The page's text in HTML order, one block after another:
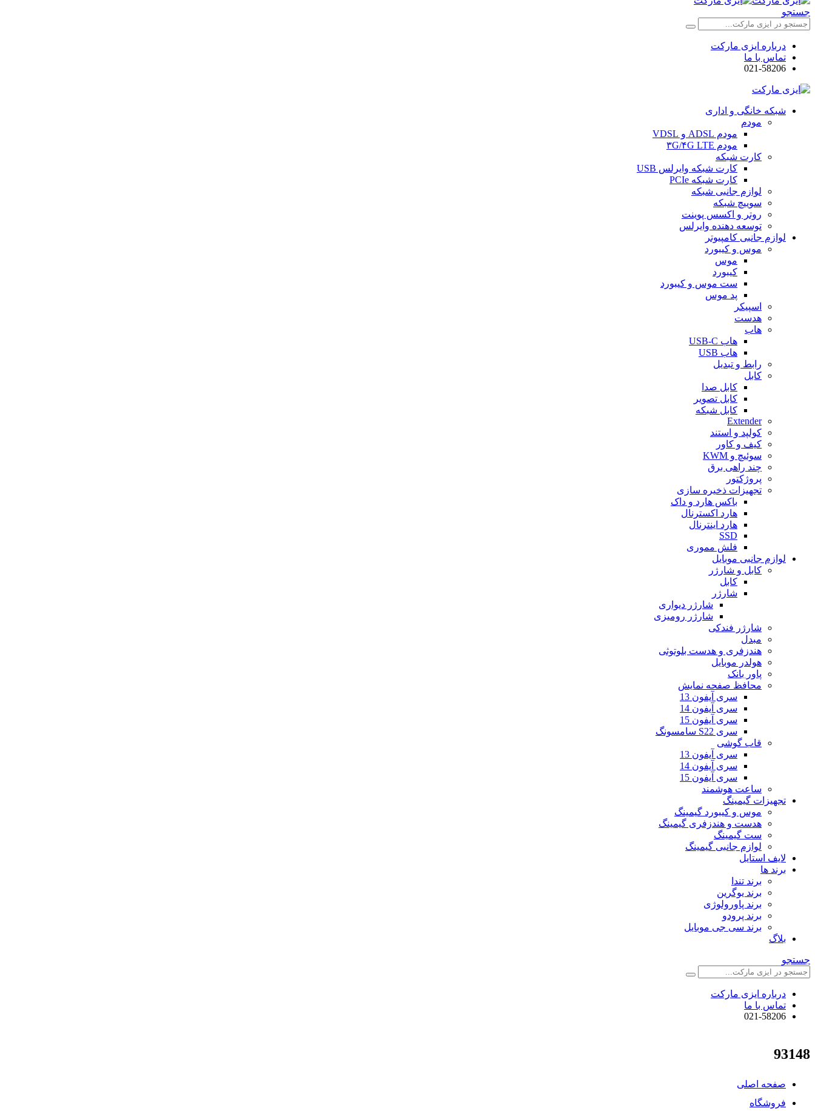
جستجو
درباره ایزی مارکت
تماس با ما
021-58206
شبکه خانگی و اداری
مودم
مودم ADSL و VDSL
مودم ۳G/۴G LTE
کارت شبکه
کارت شبکه وایرلس USB
کارت شبکه PCIe
لوازم جانبی شبکه
سوییچ شبکه
روتر و اکسس پوینت
توسعه دهنده وایرلس
لوازم جانبی کامپیوتر
موس و کیبورد
موس
کیبورد
ست موس و کیبورد
پد موس
اسپیکر
هدست
هاب
هاب USB-C
هاب USB
رابط و تبدیل
کابل
کابل صدا
کابل تصویر
کابل شبکه
Extender
کولپد و استند
کیف و کاور
سوئیچ و KWM
چند راهی برق
پروژکتور
تجهیزات ذخیره سازی
باکس هارد و داک
هارد اکسترنال
هارد اینترنال
SSD
فلش مموری
لوازم جانبی موبایل
کابل و شارژر
کابل
شارژر
شارژر دیواری
شارژر رومیزی
شارژر فندکی
مبدل
هندزفری و هدست بلوتوثی
هولدر موبایل
پاور بانک
محافظ صفحه نمایش
سری آیفون 13
سری آیفون 14
سری آیفون 15
سری S22 سامسونگ
قاب گوشی
سری آیفون 13
سری آیفون 14
سری آیفون 15
ساعت هوشمند
تجهیزات گیمینگ
موس و کیبورد گیمینگ
هدست و هندزفری گیمینگ
ست گیمینگ
لوازم جانبی گیمینگ
لایف استایل
برند ها
برند تندا
برند یوگرین
برند پاورولوژی
برند پرودو
برند سی جی موبایل
بلاگ
جستجو
درباره ایزی مارکت
تماس با ما
021-58206
93148
صفحه اصلی
فروشگاه